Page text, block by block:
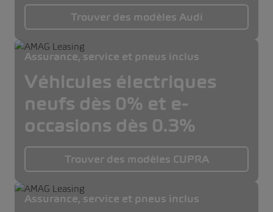
Trouver des modèles Audi
Assurance, service et pneus inclus
Véhicules électriques
neufs dès 0% et e-
occasions dès 0.3%
Trouver des modèles CUPRA
Assurance, service et pneus inclus